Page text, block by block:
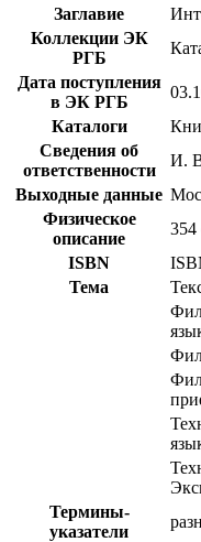
Заглавие
Коллекции ЭК
РГБ
Дата поступления
в ЭК РГБ
Каталоги
Сведения об
ответственности
И.
Выходные данные
Физическое
описание
354
ISBN
Тема
Термины-
указатели